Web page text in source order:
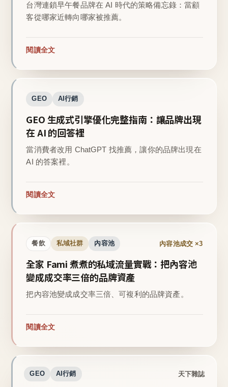
台灣連鎖早午餐品牌在 AI 時代的策略備忘錄：當顧
客從哪家近轉向哪家被推薦。
閱讀全文
GEO AI行銷
GEO 生成式引擎優化完整指南：讓品牌出現
在 AI 的回答裡
當消費者改用 ChatGPT 找推薦，讓你的品牌出現在
AI 的答案裡。
閱讀全文
餐飲 私域社群 內容池 內容池成交 ×3
全家 Fami 煮煮的私域流量實戰：把內容池
變成成交率三倍的品牌資產
把內容池變成成交率三倍、可複利的品牌資產。
閱讀全文
GEO AI行銷 天下雜誌